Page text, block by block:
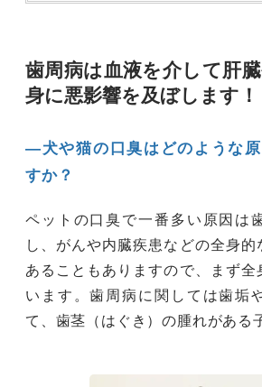
歯周病は血液を介して肝
身に悪影響を及ぼします！
―犬や猫の口臭はどのような原
すか？
ペットの口臭で一番多い原因は
し、がんや内臓疾患などの全身的
あることもありますので、まず全
います。歯周病に関しては歯垢
て、歯茎（はぐき）の腫れがある